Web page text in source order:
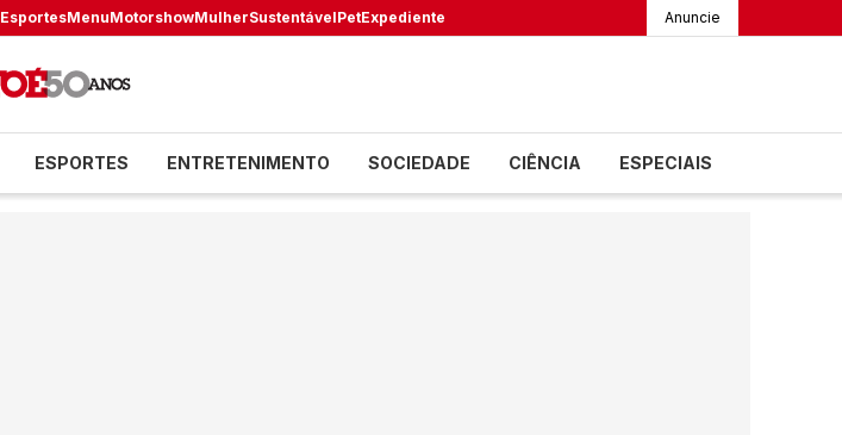
EsportesMenuMotorshowMulherSustentávelPetExpediente Anuncie
ESPORTES ENTRETENIMENTO SOCIEDADE CIÊNCIA ESPECIAIS